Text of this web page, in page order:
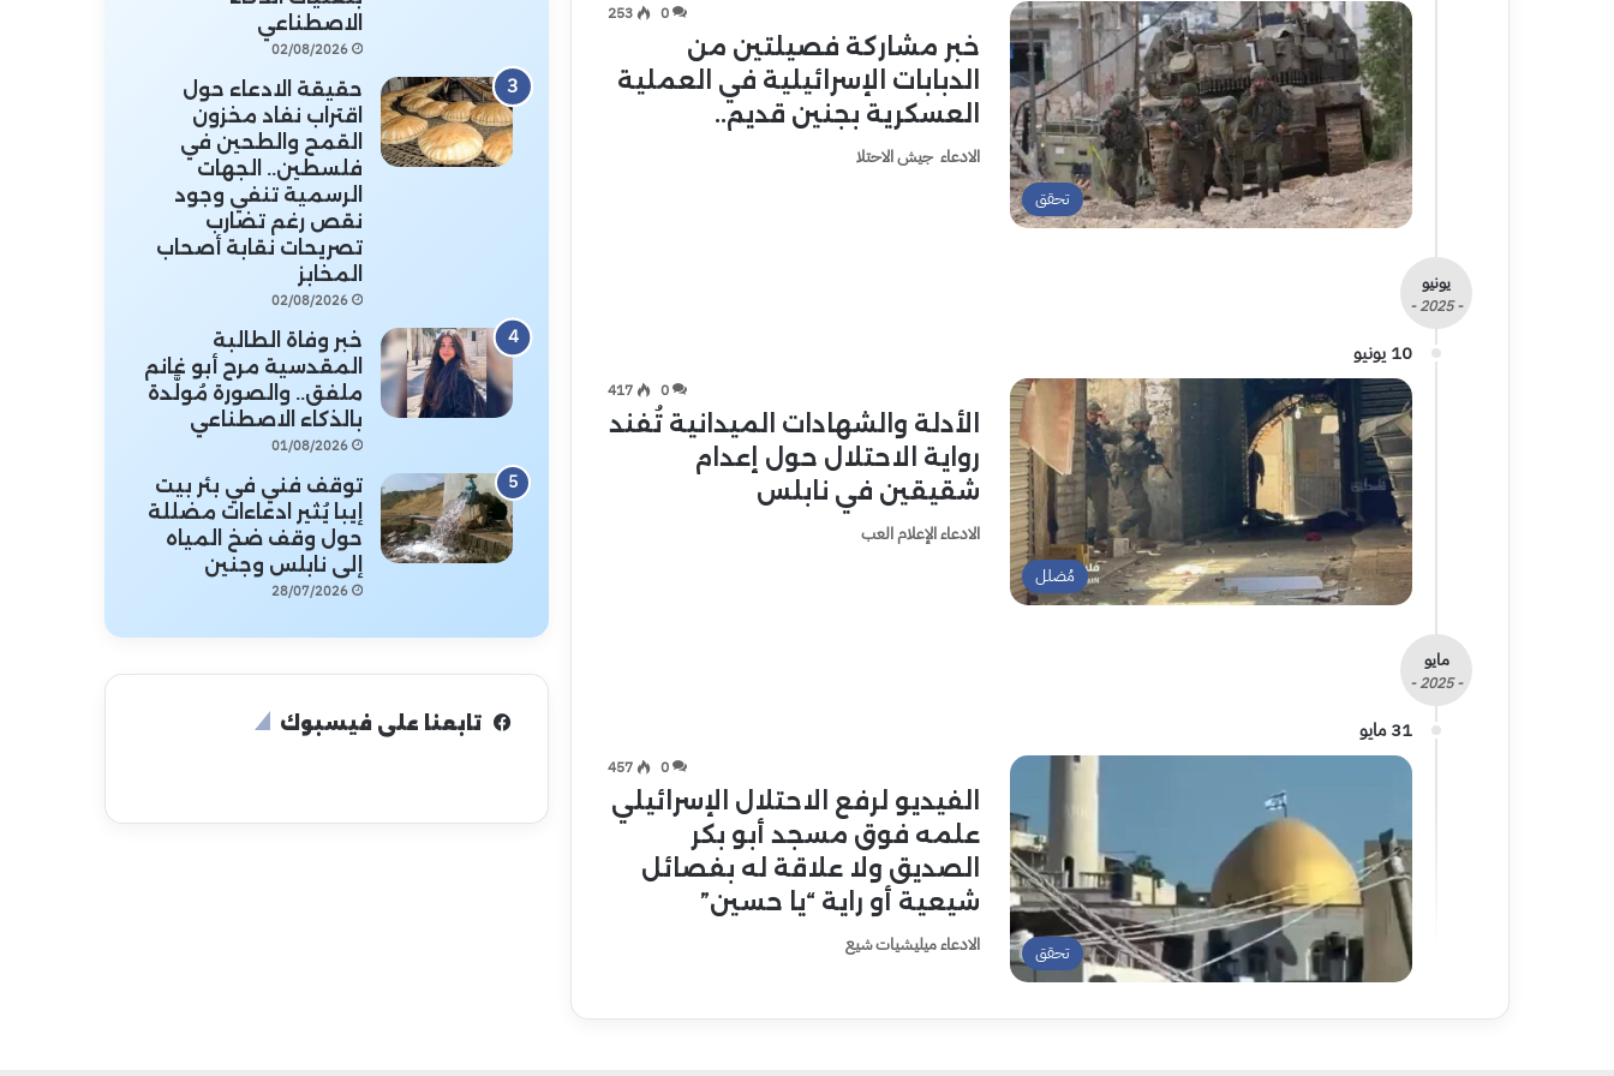
تحقق
0
253
خبر مشاركة فصيلتين من
الدبابات الإسرائيلية في العملية
العسكرية بجنين قديم..
الادعاء جيش الاحتلا
يونيو
- 2025 -
10 يونيو
مُضلل
0
417
الأدلة والشهادات الميدانية تُفند
رواية الاحتلال حول إعدام
شقيقين في نابلس
الادعاء الإعلام العب
مايو
- 2025 -
31 مايو
تحقق
0
457
الفيديو لرفع الاحتلال الإسرائيلي
علمه فوق مسجد أبو بكر
الصديق ولا علاقة له بفصائل
شيعية أو راية “يا حسين”
الادعاء ميليشيات شيع
الاصطناعي
02/08/2026
حقيقة الادعاء حول
اقتراب نفاد مخزون
القمح والطحين في
فلسطين.. الجهات
الرسمية تنفي وجود
نقص رغم تضارب
تصريحات نقابة أصحاب
المخابز
02/08/2026
خبر وفاة الطالبة
المقدسية مرح أبو غانم
ملفق.. والصورة مُولَّدة
بالذكاء الاصطناعي
01/08/2026
توقف فني في بئر بيت
إيبا يُثير ادعاءات مضللة
حول وقف ضخ المياه
إلى نابلس وجنين
28/07/2026
تابعنا على فيسبوك